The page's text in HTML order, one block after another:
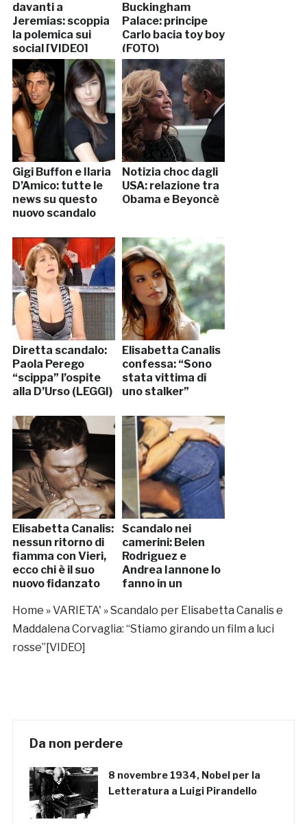
davanti a
Jeremias: scoppia
la polemica sui
social [VIDEO]
Buckingham
Palace: principe
Carlo bacia toy boy
(FOTO)
Gigi Buffon e Ilaria
D’Amico: tutte le
news su questo
nuovo scandalo
Notizia choc dagli
USA: relazione tra
Obama e Beyoncè
Diretta scandalo:
Paola Perego
“scippa” l’ospite
alla D’Urso (LEGGI)
Elisabetta Canalis
confessa: “Sono
stata vittima di
uno stalker”
Elisabetta Canalis:
nessun ritorno di
fiamma con Vieri,
ecco chi è il suo
nuovo fidanzato
Scandalo nei
camerini: Belen
Rodriguez e
Andrea Iannone lo
fanno in un
Home »VARIETA' »Scandalo per Elisabetta Canalis e
Maddalena Corvaglia: “Stiamo girando un film a luci
rosse”[VIDEO]
Da non perdere
8 novembre 1934, Nobel per la
Letteratura a Luigi Pirandello